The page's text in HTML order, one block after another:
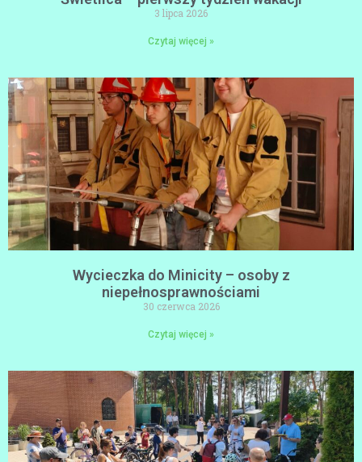
3 lipca 2026
Czytaj więcej »
Wycieczka do Minicity – osoby z
niepełnosprawnościami
30 czerwca 2026
Czytaj więcej »